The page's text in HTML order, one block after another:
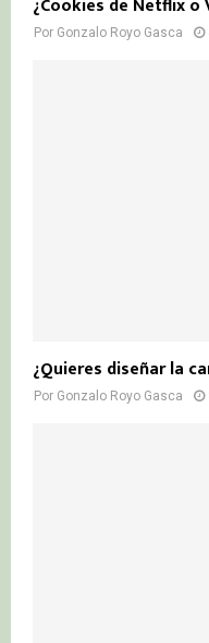
¿Cookies de Netflix o
Por Gonzalo Royo Gasca
¿Quieres diseñar la
Por Gonzalo Royo Gasca